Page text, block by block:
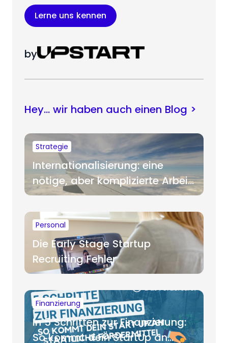
Lerne uns kennen
by
Hey… wir haben auch einen Blog >
Strategie
Internationalisierung: eine
nötige, aber komplizierte Arbeit
für Startups
Personal
Die Early Stage Startup
Recruiting Fehler
Finanzierung
In 5 Schritten zur Finanzierung:
So kommt dein StartUp an